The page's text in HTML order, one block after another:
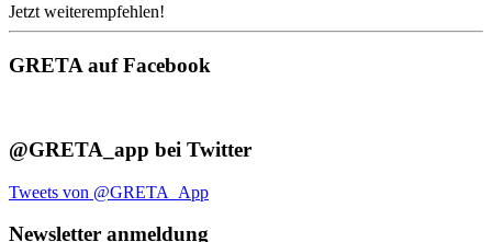
Jetzt weiterempfehlen!
GRETA auf Facebook
@GRETA_app bei Twitter
Tweets von @GRETA_App
Newsletter anmeldung